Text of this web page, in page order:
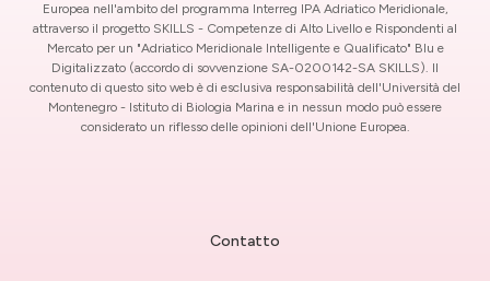
Europea nell'ambito del programma Interreg IPA Adriatico Meridionale,
attraverso il progetto SKILLS - Competenze di Alto Livello e Rispondenti al
Mercato per un "Adriatico Meridionale Intelligente e Qualificato" Blu e
Digitalizzato (accordo di sovvenzione SA-0200142-SA SKILLS). Il
contenuto di questo sito web è di esclusiva responsabilità dell'Università del
Montenegro - Istituto di Biologia Marina e in nessun modo può essere
considerato un riflesso delle opinioni dell'Unione Europea.
Contatto